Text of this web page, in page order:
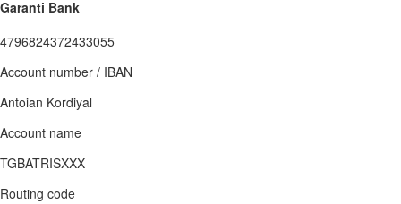
Garanti Bank
4796824372433055
Account number / IBAN
Antoian Kordiyal
Account name
TGBATRISXXX
Routing code